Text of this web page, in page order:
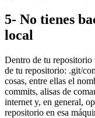
5- No tienes
local
Dentro de tu
de tu repositorio: .git/
cosas, entre ellas el
commits, alisas de
internet y, en general,
repositorio en esa